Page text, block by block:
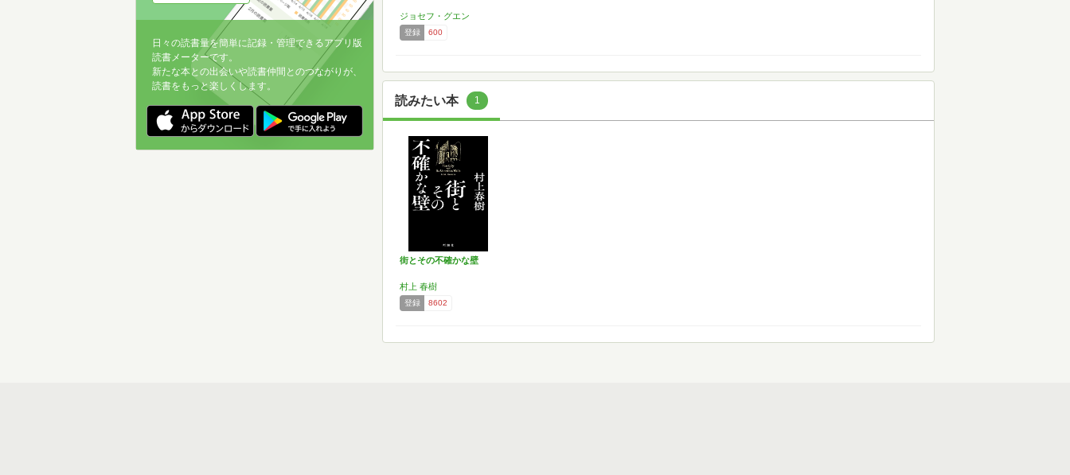
ジョセフ・グエン
登録 600
読みたい本 1
街とその不確かな壁
村上 春樹
登録 8602
日々の読書量を簡単に記録・管理できるアプリ版
読書メーターです。
新たな本との出会いや読書仲間とのつながりが、
読書をもっと楽しくします。